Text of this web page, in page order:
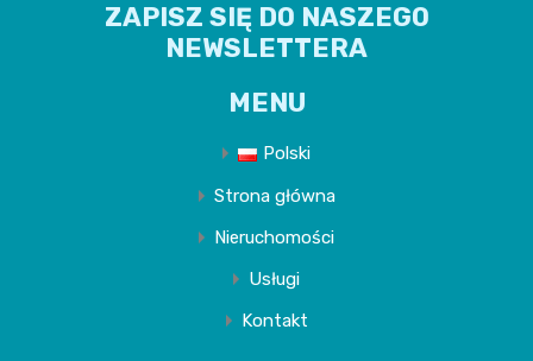
ZAPISZ SIĘ DO NASZEGO
NEWSLETTERA
MENU
Polski
Strona główna
Nieruchomości
Usługi
Kontakt